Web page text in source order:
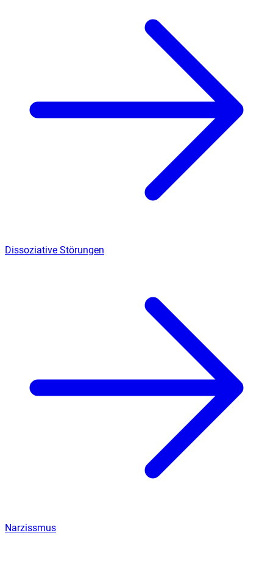
Dissoziative Störungen
Narzissmus